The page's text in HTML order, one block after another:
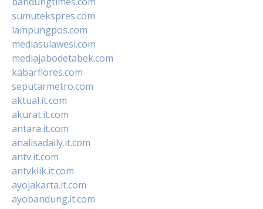
sumutekspres.com
lampungpos.com
mediasulawesi.com
mediajabodetabek.com
kabarflores.com
seputarmetro.com
aktual.it.com
akurat.it.com
antara.it.com
analisadaily.it.com
antv.it.com
antvklik.it.com
ayojakarta.it.com
ayobandung.it.com